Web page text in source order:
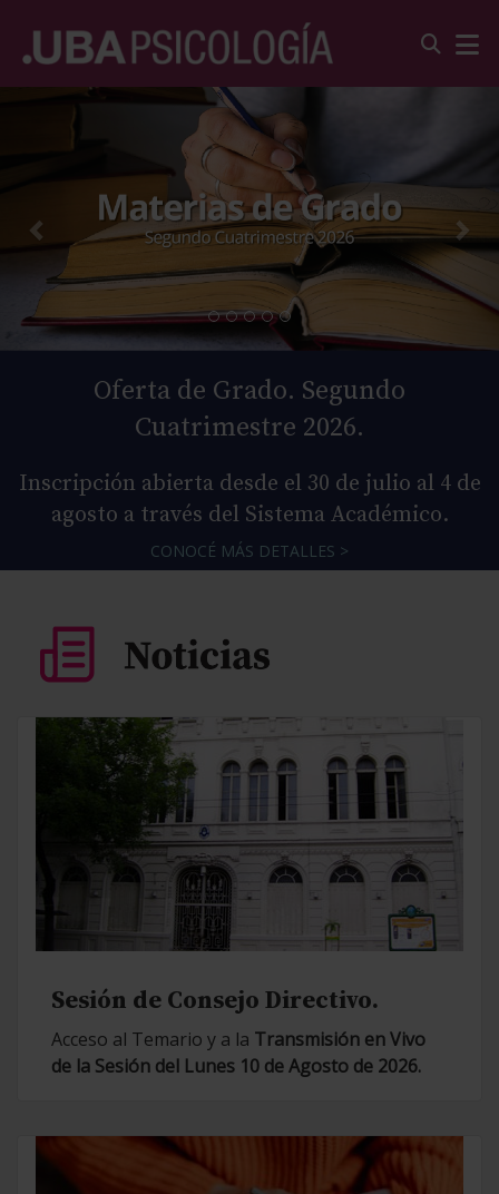
Oferta de Grado. Segundo
Cuatrimestre 2026.
Inscripción abierta desde el 30 de julio al 4 de
agosto a través del Sistema Académico.
CONOCÉ MÁS DETALLES >
Sesión de Consejo Directivo.
Acceso al Temario y a la Transmisión en Vivo
de la Sesión del Lunes 10 de Agosto de 2026.